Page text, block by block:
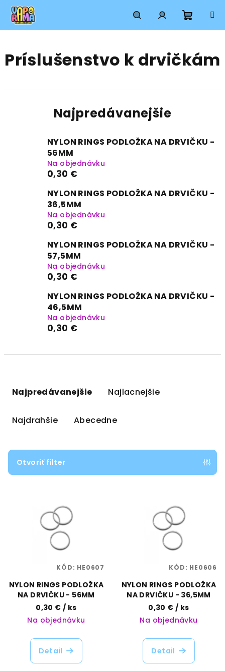
Prejsť
obsah
HľadaťPrihlásenie
košík
Príslušenstvo k drvičkám
Najpredávanejšie
NYLON RINGS PODLOŽKA NA DRVIČKU -
56MM
Na objednávku
0,30 €
NYLON RINGS PODLOŽKA NA DRVIČKU -
36,5MM
Na objednávku
0,30 €
NYLON RINGS PODLOŽKA NA DRVIČKU -
57,5MM
Na objednávku
0,30 €
NYLON RINGS PODLOŽKA NA DRVIČKU -
46,5MM
Na objednávku
0,30 €
p
v
Najpredávanejšie Najlacnejšie
Najdrahšie Abecedne
Otvoriť filter
o
NYLON RINGS PODLOŽKA
NA DRVIČKU - 56MM
0,30 €/ ks
Na objednávku
Detail
KÓD: HE0607
NYLON RINGS PODLOŽKA
NA DRVIČKU - 36,5MM
0,30 €/ ks
Na objednávku
Detail
KÓD: HE0606